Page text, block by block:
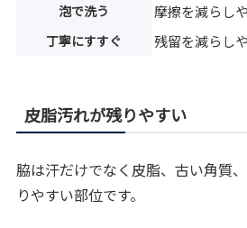
泡で洗う 摩擦を減らし
丁寧にすすぐ 残留を減らし
皮脂汚れが残りやすい
脇は汗だけでなく皮脂、古い角質
りやすい部位です。